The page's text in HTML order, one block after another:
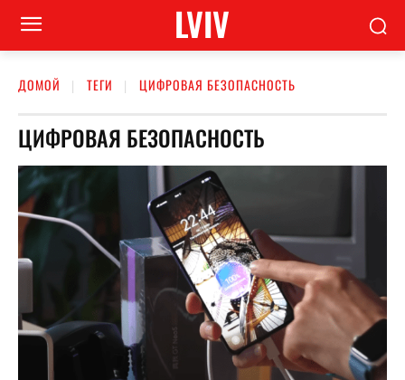
LVIV
ДОМОЙ ТЕГИ ЦИФРОВАЯ БЕЗОПАСНОСТЬ
ЦИФРОВАЯ БЕЗОПАСНОСТЬ